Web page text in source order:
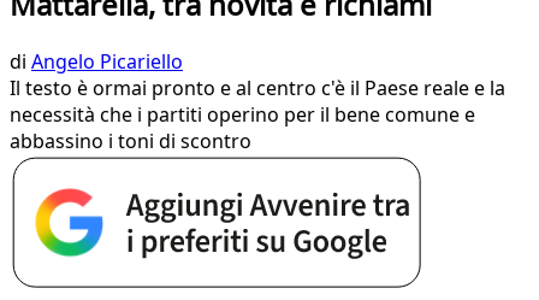
di Angelo Picariello
Il testo è ormai pronto e al centro c'è il Paese reale e la
necessità che i partiti operino per il bene comune e
abbassino i toni di scontro